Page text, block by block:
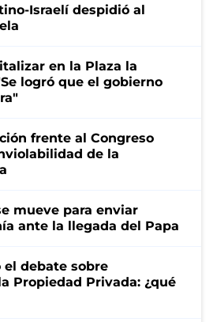
Israelí despidió al
en la Plaza la
logró que el gobierno
frente al Congreso
de la
mueve para enviar
ante la llegada del Papa
el debate sobre
Propiedad Privada: ¿qué